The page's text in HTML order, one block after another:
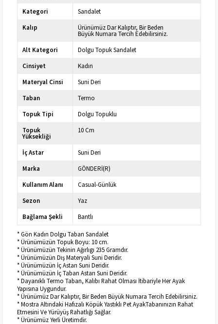
Kategori
Sandalet
Kalıp
Ürünümüz Dar Kalıptır, Bir Beden
Büyük Numara Tercih Edebilirsiniz.
Alt Kategori
Dolgu Topuk Sandalet
Cinsiyet
Kadın
Materyal Cinsi
Suni Deri
Taban
Termo
Topuk Tipi
Dolgu Topuklu
Topuk
Yüksekliği
10 Cm
İç Astar
Suni Deri
Marka
GÖNDERİ(R)
Kullanım Alanı
Casual-Günlük
Sezon
Yaz
Bağlama Şekli
Bantlı
* Gön Kadın Dolgu Taban Sandalet
* Ürünümüzün Topuk Boyu: 10 cm.
* Ürünümüzün Tekinin Ağırlıgı 235 Gramdır.
* Ürünümüzün Dış Materyali Suni Deridir.
* Ürünümüzün İç Astarı Suni Deridir.
* Ürünümüzün İç Taban Astarı Suni Deridir.
* Dayanıklı Termo Taban, Kalıbı Rahat Olması İtibariyle Her Ayak
Yapısına Uygundur.
* Ürünümüz Dar Kalıptır, Bir Beden Büyük Numara Tercih Edebilirsiniz.
* Mostra Altındaki Hafızalı Köpük Yastıklı Pet AyakTabanınızın Rahat
Etmesini Ve Yürüyüş Rahatlığı Sağlar.
* Ürünümüz Yerli Üretimdir.